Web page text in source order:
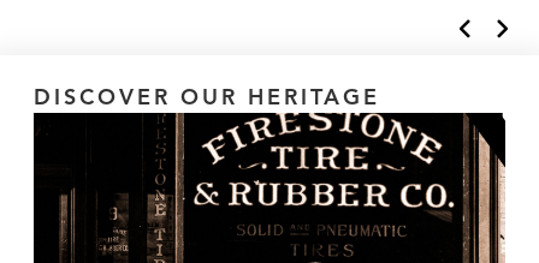
DISCOVER OUR HERITAGE